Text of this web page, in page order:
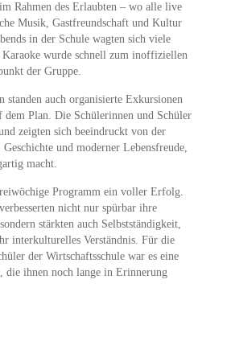
Rahmen des Erlaubten – wo alle live
Musik, Gastfreundschaft und Kultur
in der Schule wagten sich viele
wurde schnell zum inoffiziellen
der Gruppe.
standen auch organisierte Exkursionen
dem Plan. Die Schülerinnen und Schüler
zeigten sich beeindruckt von der
und moderner Lebensfreude,
macht.
Programm ein voller Erfolg.
nicht nur spürbar ihre
stärkten auch Selbstständigkeit,
interkulturelles Verständnis. Für die
der Wirtschaftsschule war es eine
die ihnen noch lange in Erinnerung